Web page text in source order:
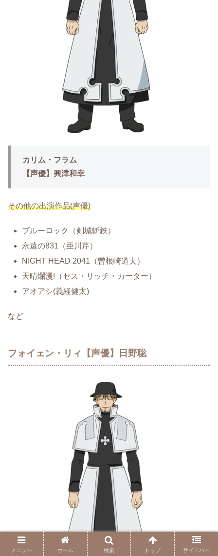
カリム・フラム
【声優】興津和幸
その他の出演作品(声優)
ブルーロック（剣城斬鉄）
永遠の831（亜川芹）
NIGHT HEAD 2041（曽根崎道夫）
天晴爛漫!（セス・リッチ・カーター）
アオアシ(義経健太)
など
フォイェン・リィ【声優】日野聡
メニュー ホーム 検索 トップ サイドバー